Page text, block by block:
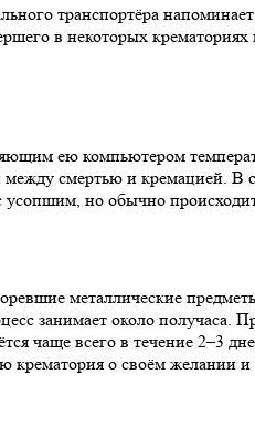
транспортёра
в некоторых
ею компьютером
смертью и кремацией. В
усопшим, но обычно
металлические
около получаса.
чаще всего в течение
о своём желании